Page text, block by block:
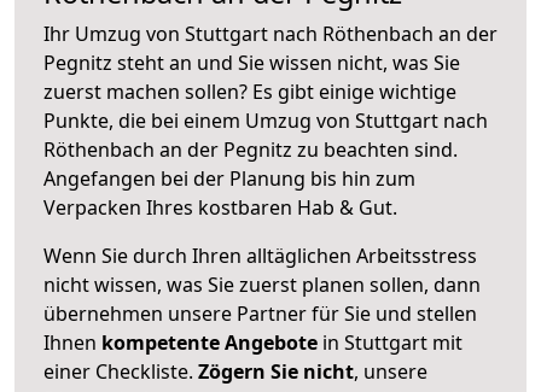
Ihr Umzug von Stuttgart nach Röthenbach an der
Pegnitz steht an und Sie wissen nicht, was Sie
zuerst machen sollen? Es gibt einige wichtige
Punkte, die bei einem Umzug von Stuttgart nach
Röthenbach an der Pegnitz zu beachten sind.
Angefangen bei der Planung bis hin zum
Verpacken Ihres kostbaren Hab & Gut.
Wenn Sie durch Ihren alltäglichen Arbeitsstress
nicht wissen, was Sie zuerst planen sollen, dann
übernehmen unsere Partner für Sie und stellen
Ihnen kompetente Angebote in Stuttgart mit
einer Checkliste. Zögern Sie nicht, unsere